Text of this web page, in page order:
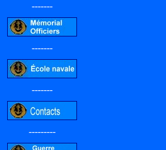
-------
-------
-------
---------